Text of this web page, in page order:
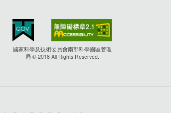
國家科學及技術委員會南部科學園區管理
局 © 2018 All Rights Reserved.